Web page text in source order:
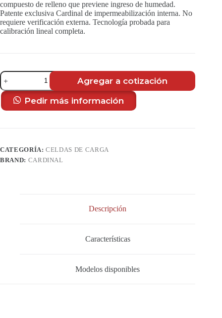
compuesto de relleno que previene ingreso de humedad.
Patente exclusiva Cardinal de impermeabilización interna. No
requiere verificación externa. Tecnología probada para
calibración lineal completa.
Celda
de
Carga
Digital
SmartCell
Doble
Extremo
Agregar a cotización
Pedir más información
CATEGORÍA:CELDAS DE CARGA
BRAND: CARDINAL
Descripción
Características
Modelos disponibles